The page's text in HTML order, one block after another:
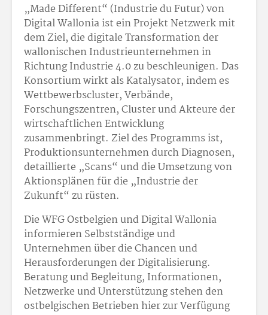
„Made Different“ (Industrie du Futur) von
Digital Wallonia ist ein Projekt Netzwerk mit
dem Ziel, die digitale Transformation der
wallonischen Industrieunternehmen in
Richtung Industrie 4.0 zu beschleunigen. Das
Konsortium wirkt als Katalysator, indem es
Wettbewerbscluster, Verbände,
Forschungszentren, Cluster und Akteure der
wirtschaftlichen Entwicklung
zusammenbringt. Ziel des Programms ist,
Produktionsunternehmen durch Diagnosen,
detaillierte „Scans“ und die Umsetzung von
Aktionsplänen für die „Industrie der
Zukunft“ zu rüsten.
Die WFG Ostbelgien und Digital Wallonia
informieren Selbstständige und
Unternehmen über die Chancen und
Herausforderungen der Digitalisierung.
Beratung und Begleitung, Informationen,
Netzwerke und Unterstützung stehen den
ostbelgischen Betrieben hier zur Verfügung